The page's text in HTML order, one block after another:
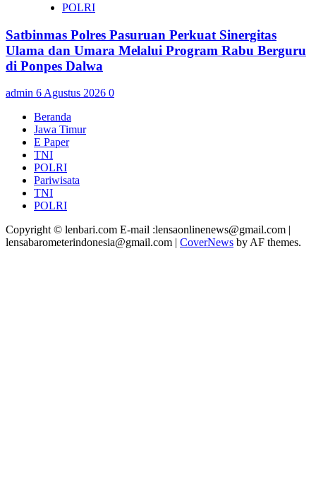
POLRI
Satbinmas Polres Pasuruan Perkuat Sinergitas
Ulama dan Umara Melalui Program Rabu Berguru
di Ponpes Dalwa
admin 6 Agustus 2026 0
Beranda
Jawa Timur
E Paper
TNI
POLRI
Pariwisata
TNI
POLRI
Copyright © lenbari.com E-mail :lensaonlinenews@gmail.com |
lensabarometerindonesia@gmail.com | CoverNews by AF themes.